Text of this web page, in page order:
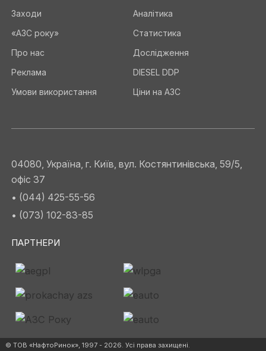
Заходи
«АЗС року»
Про нас
Реклама
Умови використання
Аналітика
Статистика
Дослідження
DIESEL DDP
Ціни на АЗС
04080, Україна, г. Київ, вул. Костянтинівська, 59/5,
офіс 37
• (044) 425-55-56
• (073) 102-83-85
ПАРТНЕРИ
© ТОВ «НафтоРинок», 1997 - 2026. Усі права захищені.